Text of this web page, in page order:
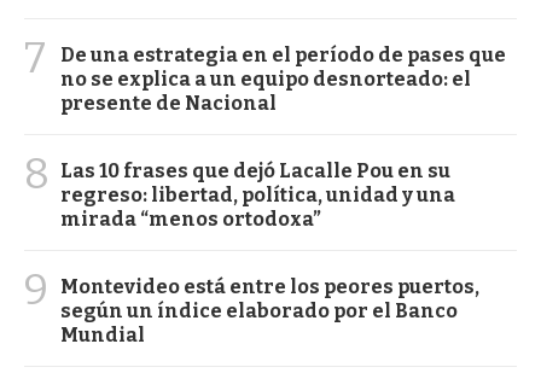
7
De una estrategia en el período de pases que
no se explica a un equipo desnorteado: el
presente de Nacional
8
Las 10 frases que dejó Lacalle Pou en su
regreso: libertad, política, unidad y una
mirada “menos ortodoxa”
9
Montevideo está entre los peores puertos,
según un índice elaborado por el Banco
Mundial